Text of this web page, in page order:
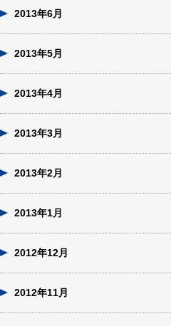
2013年6月
2013年5月
2013年4月
2013年3月
2013年2月
2013年1月
2012年12月
2012年11月